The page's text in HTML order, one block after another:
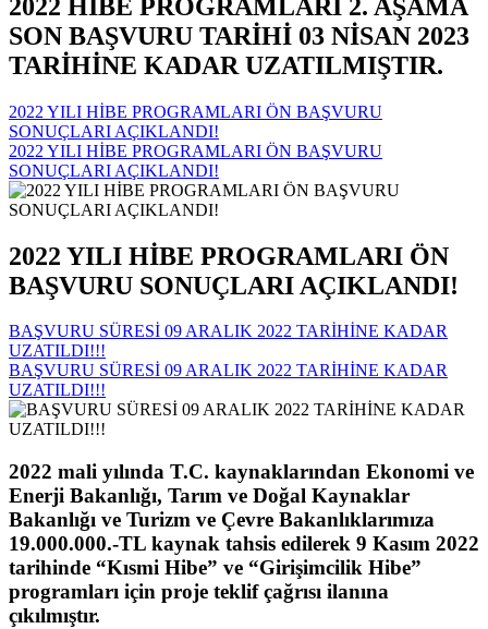
2022 HİBE PROGRAMLARI 2. AŞAMA
SON BAŞVURU TARİHİ 03 NİSAN 2023
TARİHİNE KADAR UZATILMIŞTIR.
2022 YILI HİBE PROGRAMLARI ÖN BAŞVURU
SONUÇLARI AÇIKLANDI!
2022 YILI HİBE PROGRAMLARI ÖN BAŞVURU
SONUÇLARI AÇIKLANDI!
2022 YILI HİBE PROGRAMLARI ÖN
BAŞVURU SONUÇLARI AÇIKLANDI!
BAŞVURU SÜRESİ 09 ARALIK 2022 TARİHİNE KADAR
UZATILDI!!!
BAŞVURU SÜRESİ 09 ARALIK 2022 TARİHİNE KADAR
UZATILDI!!!
2022 mali yılında T.C. kaynaklarından Ekonomi ve
Enerji Bakanlığı, Tarım ve Doğal Kaynaklar
Bakanlığı ve Turizm ve Çevre Bakanlıklarımıza
19.000.000.-TL kaynak tahsis edilerek 9 Kasım 2022
tarihinde “Kısmi Hibe” ve “Girişimcilik Hibe”
programları için proje teklif çağrısı ilanına
çıkılmıştır.